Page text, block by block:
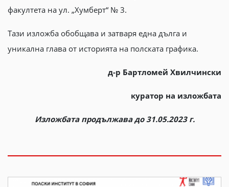
факултета на ул. „Хумберт“ № 3.
Тази изложба обобщава и затваря една дълга и
уникална глава от историята на полската графика.
д-р Бартломей Хвилчински
куратор на изложбата
Изложбата продължава до 31.05.2023 г.